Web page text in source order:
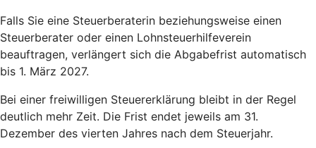
Falls Sie eine Steuerberaterin beziehungsweise einen
Steuerberater oder einen Lohnsteuerhilfeverein
beauftragen, verlängert sich die Abgabefrist automatisch
bis 1. März 2027.
Bei einer freiwilligen Steuererklärung bleibt in der Regel
deutlich mehr Zeit. Die Frist endet jeweils am 31.
Dezember des vierten Jahres nach dem Steuerjahr.